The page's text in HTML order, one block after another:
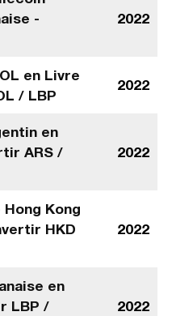
-
2022
en Livre
/ LBP
2022
en
ARS /
2022
Kong
HKD
2022
en
LBP /
2022